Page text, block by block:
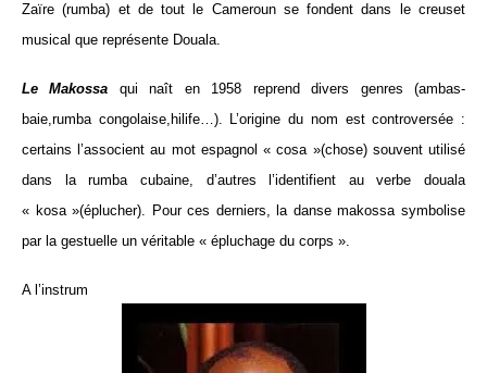
Zaïre (rumba) et de tout le Cameroun se fondent dans le creuset
musical que représente Douala.
Le Makossa qui naît en 1958 reprend divers genres (ambas-
baie,rumba congolaise,hilife…). L’origine du nom est controversée :
certains l’associent au mot espagnol « cosa »(chose) souvent utilisé
dans la rumba cubaine, d’autres l’identifient au verbe douala
« kosa »(éplucher). Pour ces derniers, la danse makossa symbolise
par la gestuelle un véritable « épluchage du corps ».
A l’instrum